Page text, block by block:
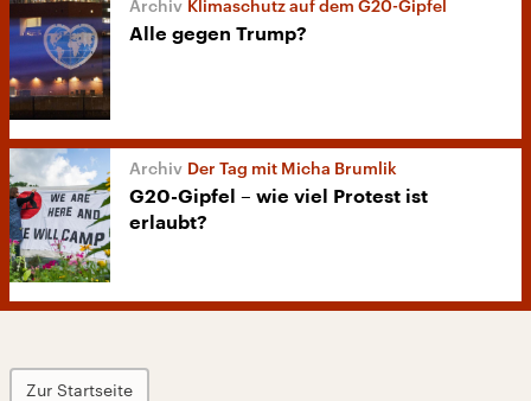
Klimaschutz auf dem G20-Gipfel
Alle gegen Trump?
Der Tag mit Micha Brumlik
G20-Gipfel – wie viel Protest ist
erlaubt?
Zur Startseite